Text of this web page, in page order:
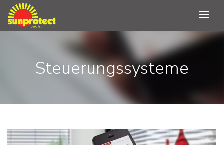
Steuerungssysteme